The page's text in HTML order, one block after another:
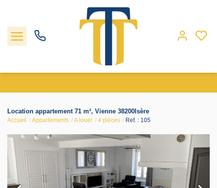
Gestion
Nos agences
Location appartement 71 m², Vienne 38200Isère
Accueil Appartements A louer 4 pièces Ref. : 105